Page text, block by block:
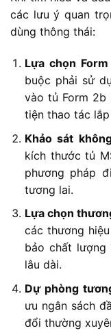
các lưu ý quan
dùng thông thái:
Lựa chọn
buộc phải sử
vào tủ Form 2b
tiện thao tác
Khảo sát
kích thước tủ
phương pháp
tương lai.
Lựa chọn
các thương
bảo chất lượng
lâu dài.
Dự phòng
ưu ngân sách
đổi thường